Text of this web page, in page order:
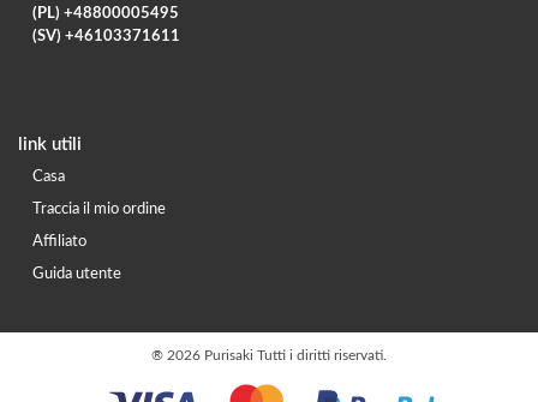
(PL) +48800005495
(SV) +46103371611
link utili
Casa
Traccia il mio ordine
Affiliato
Guida utente
® 2026 Purisaki Tutti i diritti riservati.